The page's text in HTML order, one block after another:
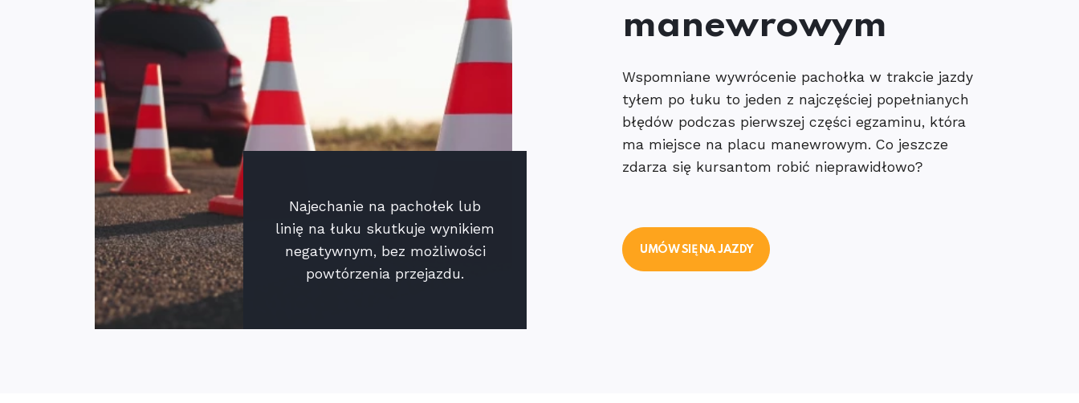
Najechanie na pachołek lub
linię na łuku skutkuje wynikiem
negatywnym, bez możliwości
powtórzenia przejazdu.
manewrowym
Wspomniane wywrócenie pachołka w trakcie jazdy
tyłem po łuku to jeden z najczęściej popełnianych
błędów podczas pierwszej części egzaminu, która
ma miejsce na placu manewrowym. Co jeszcze
zdarza się kursantom robić nieprawidłowo?
UMÓW SIĘ NA JAZDY